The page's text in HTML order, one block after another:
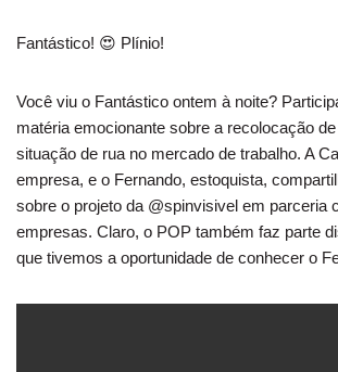
Fantástico! 😍 Plínio!
Você viu o Fantástico ontem à noite?
matéria emocionante sobre a recolocação
situação de rua no mercado de trabalho. A
empresa, e o Fernando, estoquista,
sobre o projeto da @spinvisivel em parceria
empresas. Claro, o POP também faz parte
que tivemos a oportunidade de conhecer o